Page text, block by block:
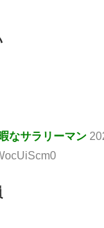
なサラリーマン